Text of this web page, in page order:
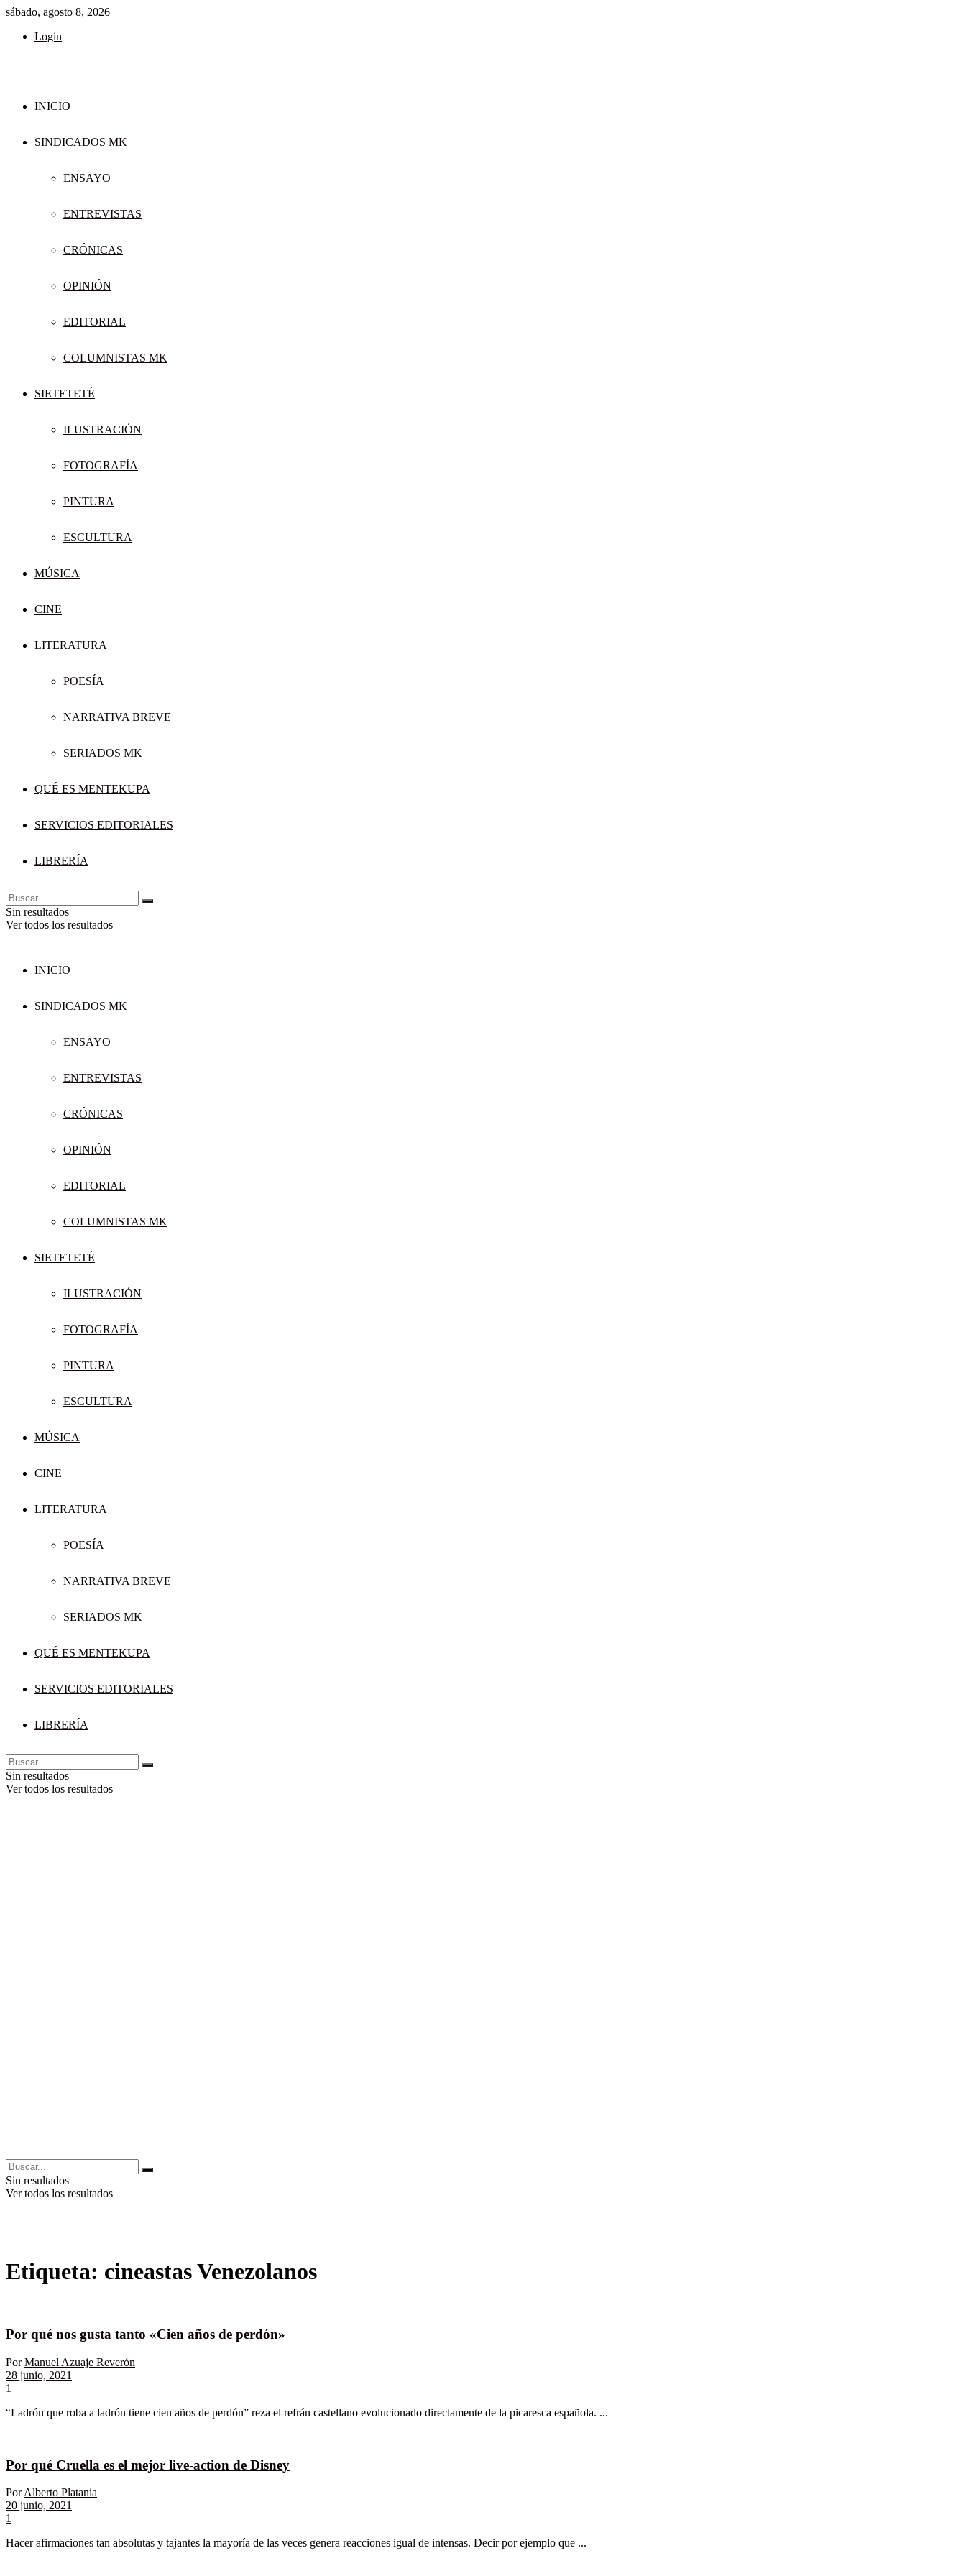
sábado, agosto 8, 2026
Login
INICIO
SINDICADOS MK
ENSAYO
ENTREVISTAS
CRÓNICAS
OPINIÓN
EDITORIAL
COLUMNISTAS MK
SIETETETÉ
ILUSTRACIÓN
FOTOGRAFÍA
PINTURA
ESCULTURA
MÚSICA
CINE
LITERATURA
POESÍA
NARRATIVA BREVE
SERIADOS MK
QUÉ ES MENTEKUPA
SERVICIOS EDITORIALES
LIBRERÍA
Sin resultados
Ver todos los resultados
INICIO
SINDICADOS MK
ENSAYO
ENTREVISTAS
CRÓNICAS
OPINIÓN
EDITORIAL
COLUMNISTAS MK
SIETETETÉ
ILUSTRACIÓN
FOTOGRAFÍA
PINTURA
ESCULTURA
MÚSICA
CINE
LITERATURA
POESÍA
NARRATIVA BREVE
SERIADOS MK
QUÉ ES MENTEKUPA
SERVICIOS EDITORIALES
LIBRERÍA
Sin resultados
Ver todos los resultados
Sin resultados
Ver todos los resultados
Etiqueta: cineastas Venezolanos
Por qué nos gusta tanto «Cien años de perdón»
Por Manuel Azuaje Reverón
28 junio, 2021
1
“Ladrón que roba a ladrón tiene cien años de perdón” reza el refrán castellano evolucionado directamente de la picaresca española. ...
Por qué Cruella es el mejor live-action de Disney
Por Alberto Platania
20 junio, 2021
1
Hacer afirmaciones tan absolutas y tajantes la mayoría de las veces genera reacciones igual de intensas. Decir por ejemplo que ...